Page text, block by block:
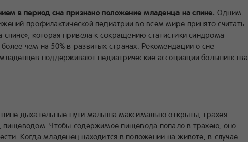
в период сна признано положение младенца на спине. Одним
профилактической педиатрии во всем мире принято считать
спине», которая привела к сокращению статистики синдрома
чем на 50% в развитых странах. Рекомендации о сне
поддерживают педиатрические ассоциации большинства
дыхательные пути малыша максимально открыты, трахея
пищеводом. Чтобы содержимое пищевода попало в трахею, оно
Когда младенец находится в положении на животе, в случае